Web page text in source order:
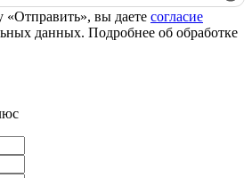
вы даете согласие
данных. Подробнее об обработке